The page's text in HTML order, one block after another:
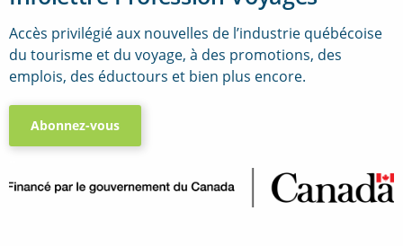
Accès privilégié aux nouvelles de l’industrie québécoise
du tourisme et du voyage, à des promotions, des
emplois, des éductours et bien plus encore.
Abonnez-vous